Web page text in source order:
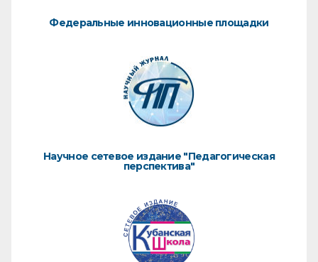
Федеральные инновационные площадки
Научное сетевое издание "Педагогическая
перспектива"